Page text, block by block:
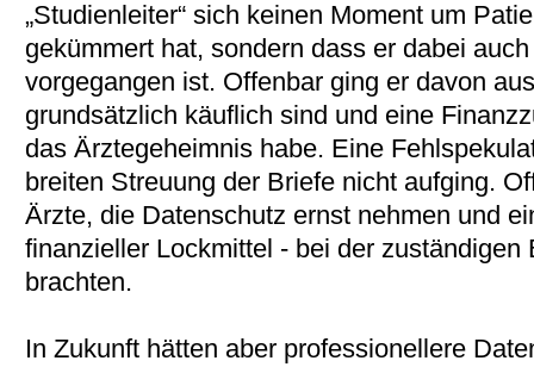
„Studienleiter“ sich keinen Moment um
gekümmert hat, sondern dass er dabei
vorgegangen ist. Offenbar ging er davon
grundsätzlich käuflich sind und eine
das Ärztegeheimnis habe. Eine
breiten Streuung der Briefe nicht aufging.
Ärzte, die Datenschutz ernst nehmen und
finanzieller Lockmittel - bei der zuständigen
brachten.
In Zukunft hätten aber professionellere